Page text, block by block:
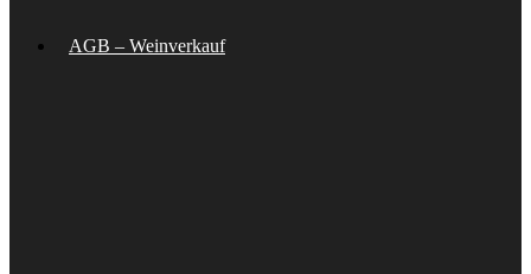
AGB – Weinverkauf